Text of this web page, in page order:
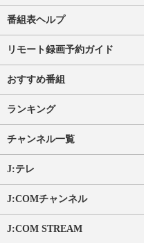
番組表ヘルプ
リモート録画予約ガイド
おすすめ番組
ランキング
チャンネル一覧
J:テレ
J:COMチャンネル
J:COM STREAM